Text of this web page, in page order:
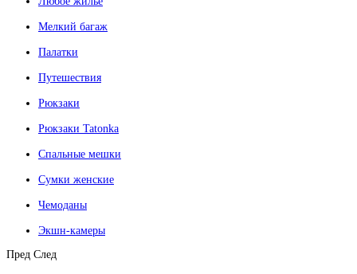
Мелкий багаж
Палатки
Путешествия
Рюкзаки
Рюкзаки Tatonka
Спальные мешки
Сумки женские
Чемоданы
Экшн-камеры
Пред След